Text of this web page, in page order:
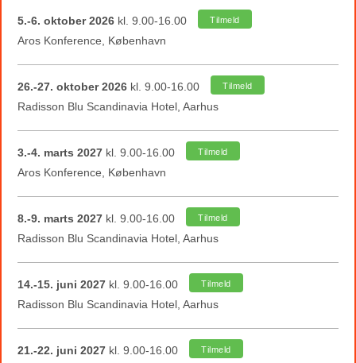
5.-6. oktober 2026 kl. 9.00-16.00 Tilmeld
Aros Konference, København
26.-27. oktober 2026 kl. 9.00-16.00 Tilmeld
Radisson Blu Scandinavia Hotel, Aarhus
3.-4. marts 2027 kl. 9.00-16.00 Tilmeld
Aros Konference, København
8.-9. marts 2027 kl. 9.00-16.00 Tilmeld
Radisson Blu Scandinavia Hotel, Aarhus
14.-15. juni 2027 kl. 9.00-16.00 Tilmeld
Radisson Blu Scandinavia Hotel, Aarhus
21.-22. juni 2027 kl. 9.00-16.00 Tilmeld